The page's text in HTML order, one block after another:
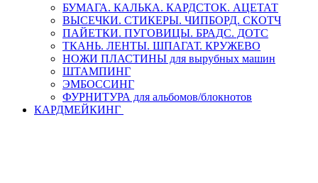
БУМАГА. КАЛЬКА. КАРДСТОК. АЦЕТАТ
ВЫСЕЧКИ. СТИКЕРЫ. ЧИПБОРД. СКОТЧ
ПАЙЕТКИ. ПУГОВИЦЫ. БРАДС. ДОТС
ТКАНЬ. ЛЕНТЫ. ШПАГАТ. КРУЖЕВО
НОЖИ ПЛАСТИНЫ для вырубных машин
ШТАМПИНГ
ЭМБОССИНГ
ФУРНИТУРА для альбомов/блокнотов
КАРДМЕЙКИНГ